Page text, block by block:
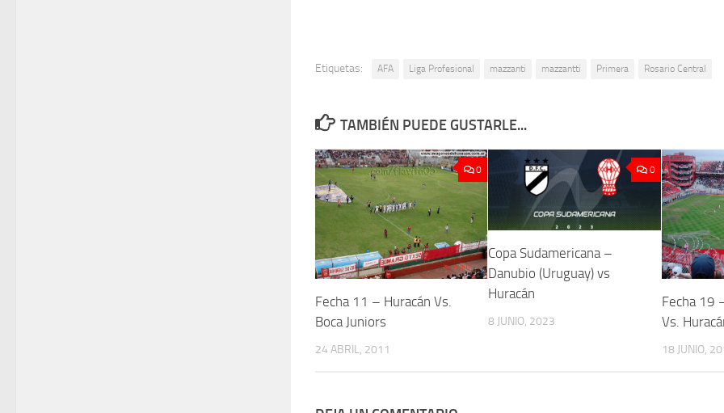
Etiquetas: AFA Liga Profesional mazzanti mazzantti Primera Rosario Central
TAMBIÉN PUEDE GUSTARLE...
0
Fecha 11 – Huracán Vs.
Boca Juniors
24 ABRIL, 2011
0
Copa Sudamericana –
Danubio (Uruguay) vs
Huracán
8 JUNIO, 2023
Fecha 19
Vs.
18 JUNIO,